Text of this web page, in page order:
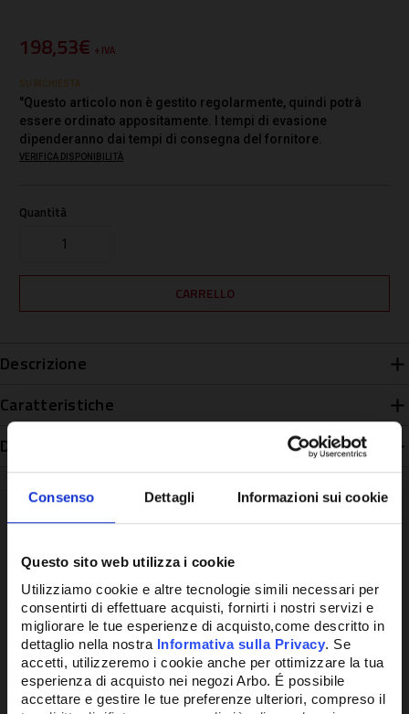
Consenso Dettagli Informazioni sui cookie
Questo sito web utilizza i cookie
Utilizziamo cookie e altre tecnologie simili necessari per
consentirti di effettuare acquisti, fornirti i nostri servizi e
migliorare le tue esperienze di acquisto,come descritto in
dettaglio nella nostra Informativa sulla Privacy. Se
accetti, utilizzeremo i cookie anche per ottimizzare la tua
esperienza di acquisto nei negozi Arbo. É possibile
accettare e gestire le tue preferenze ulteriori, compreso il
198,53€ + IVA
SU RICHIESTA
"Questo articolo non è gestito regolarmente, quindi potrà
essere ordinato appositamente. I tempi di evasione
dipenderanno dai tempi di consegna del fornitore.
VERIFICA DISPONIBILITÀ
Quantità
Descrizione
Caratteristiche
Disponibilità
Potrebbe anche interessarti